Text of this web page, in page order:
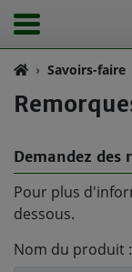
Savoirs-faire
Demandez des
Pour plus
dessous.
Nom du produit :